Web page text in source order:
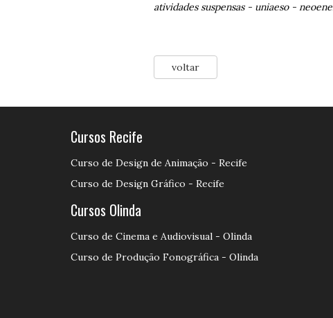
atividades suspensas- uniaeso-
voltar
Cursos Recife
Curso de Design de Animação - Recife
Curso de Design Gráfico - Recife
Cursos Olinda
Curso de Cinema e Audiovisual - Olinda
Curso de Produção Fonográfica - Olinda